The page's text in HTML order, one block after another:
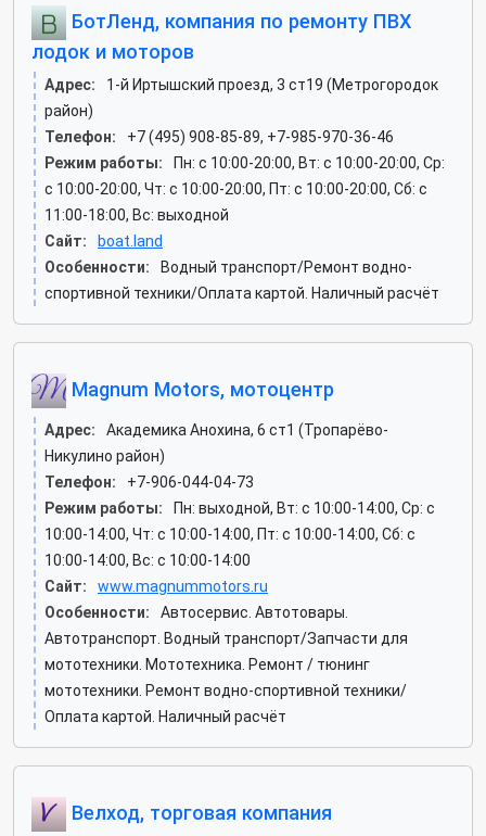
БотЛенд, компания по ремонту ПВХ
лодок и моторов
Адрес:
1-й Иртышский проезд, 3 ст19 (Метрогородок
район)
Телефон:
+7 (495) 908-85-89, +7-985-970-36-46
Режим работы:
Пн: c 10:00-20:00, Вт: c 10:00-20:00, Ср:
c 10:00-20:00, Чт: c 10:00-20:00, Пт: c 10:00-20:00, Сб: c
11:00-18:00, Вс: выходной
Сайт:
boat.land
Особенности:
Водный транспорт/Ремонт водно-
спортивной техники/Оплата картой. Наличный расчёт
Magnum Motors, мотоцентр
Адрес:
Академика Анохина, 6 ст1 (Тропарёво-
Никулино район)
Телефон:
+7-906-044-04-73
Режим работы:
Пн: выходной, Вт: c 10:00-14:00, Ср: c
10:00-14:00, Чт: c 10:00-14:00, Пт: c 10:00-14:00, Сб: c
10:00-14:00, Вс: c 10:00-14:00
Сайт:
www.magnummotors.ru
Особенности:
Автосервис. Автотовары.
Автотранспорт. Водный транспорт/Запчасти для
мототехники. Мототехника. Ремонт / тюнинг
мототехники. Ремонт водно-спортивной техники/
Оплата картой. Наличный расчёт
Велход, торговая компания